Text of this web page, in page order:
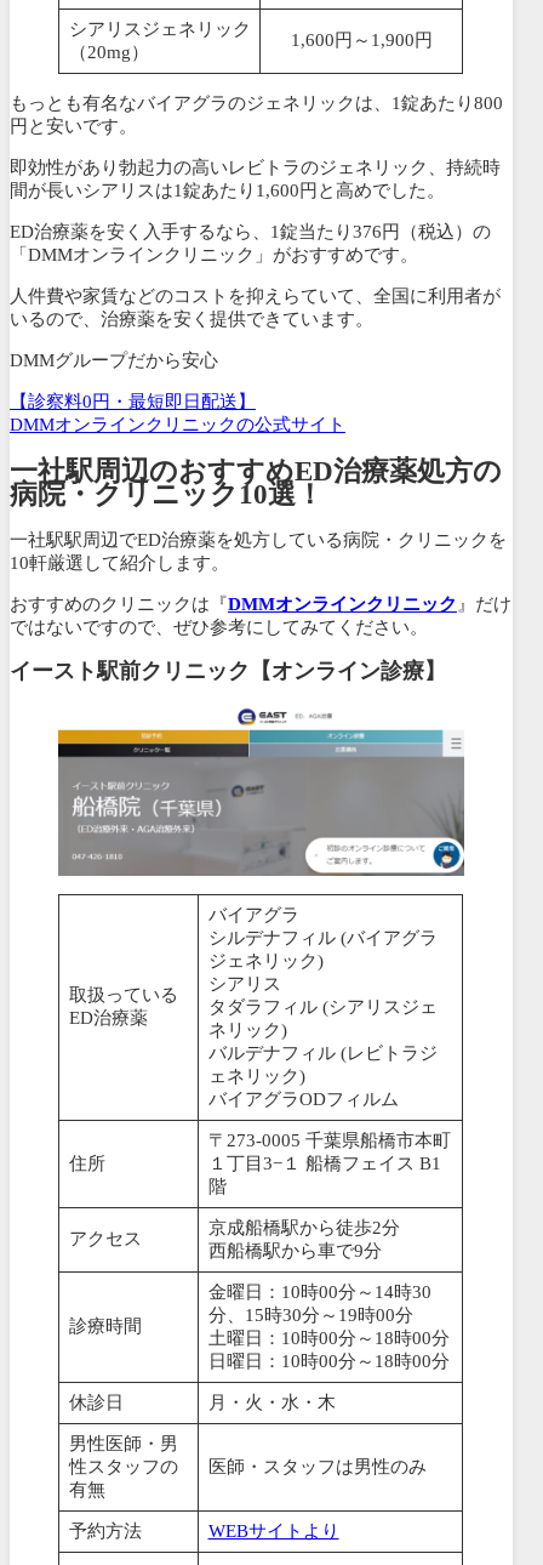
シアリスジェネリック
（20mg）
1,600円～1,900円
もっとも有名なバイアグラのジェネリックは、1錠あたり800
円と安いです。
即効性があり勃起力の高いレビトラのジェネリック、持続時
間が長いシアリスは1錠あたり1,600円と高めでした。
ED治療薬を安く入手するなら、 1錠当たり376円 （税込） の
「DMMオンラインクリニック」がおすすめです。
人件費や家賃などのコストを抑えらていて、全国に利用者が
いるので、治療薬を安く提供できています。
DMMグループだから安心
【診察料0円・最短即日配送】
DMMオンラインクリニックの公式サイト
一社駅周辺のおすすめED治療薬処方の
病院・クリニック10選！
一社駅駅周辺でED治療薬を処方している病院・クリニックを
10軒厳選して紹介します。
おすすめのクリニックは『DMMオンラインクリニック 』だけ
ではないですので、ぜひ参考にしてみてください。
イースト駅前クリニック【オンライン診療】
取扱っている
ED治療薬
バイアグラ
シルデナフィル (バイアグラ
ジェネリック)
シアリス
タダラフィル (シアリスジェ
ネリック)
バルデナフィル (レビトラジ
ェネリック)
バイアグラODフィルム
住所
〒273-0005 千葉県船橋市本町
１丁目3−１ 船橋フェイス B1
階
アクセス
京成船橋駅から徒歩2分
西船橋駅から車で9分
診療時間
金曜日：10時00分～14時30
分、15時30分～19時00分
土曜日：10時00分～18時00分
日曜日：10時00分～18時00分
休診日 月・火・水・木
男性医師・男
性スタッフの
有無
医師・スタッフは男性のみ
予約方法 WEBサイトより